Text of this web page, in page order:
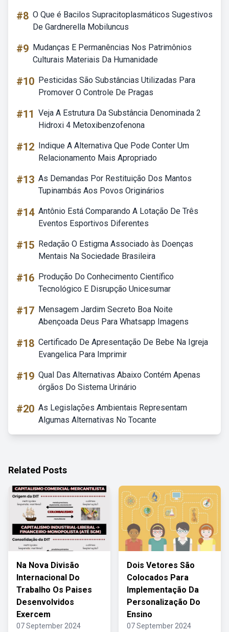
#8 O Que é Bacilos Supracitoplasmáticos Sugestivos
De Gardnerella Mobiluncus
#9 Mudanças E Permanências Nos Patrimônios
Culturais Materiais Da Humanidade
#10 Pesticidas São Substâncias Utilizadas Para
Promover O Controle De Pragas
#11 Veja A Estrutura Da Substância Denominada 2
Hidroxi 4 Metoxibenzofenona
#12 Indique A Alternativa Que Pode Conter Um
Relacionamento Mais Apropriado
#13 As Demandas Por Restituição Dos Mantos
Tupinambás Aos Povos Originários
#14 Antônio Está Comparando A Lotação De Três
Eventos Esportivos Diferentes
#15 Redação O Estigma Associado às Doenças
Mentais Na Sociedade Brasileira
#16 Produção Do Conhecimento Científico
Tecnológico E Disrupção Unicesumar
#17 Mensagem Jardim Secreto Boa Noite
Abençoada Deus Para Whatsapp Imagens
#18 Certificado De Apresentação De Bebe Na Igreja
Evangelica Para Imprimir
#19 Qual Das Alternativas Abaixo Contém Apenas
órgãos Do Sistema Urinário
#20 As Legislações Ambientais Representam
Algumas Alternativas No Tocante
Related Posts
Na Nova Divisão
Internacional Do
Trabalho Os Paises
Desenvolvidos
Exercem
07 September 2024
Dois Vetores São
Colocados Para
Implementação Da
Personalização Do
Ensino
07 September 2024